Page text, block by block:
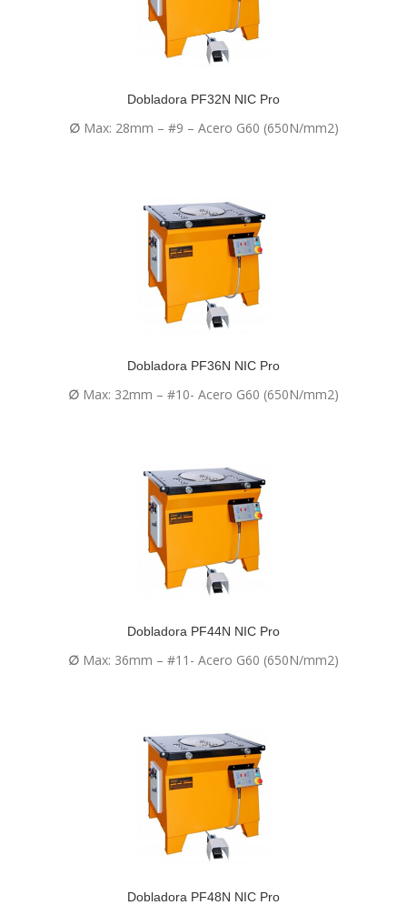
Dobladora PF32N NIC Pro
∅Max: 28mm – #9 – Acero G60 (650N/mm2)
Dobladora PF36N NIC Pro
∅ Max: 32mm – #10- Acero G60 (650N/mm2)
Dobladora PF44N NIC Pro
∅ Max: 36mm – #11- Acero G60 (650N/mm2)
Dobladora PF48N NIC Pro